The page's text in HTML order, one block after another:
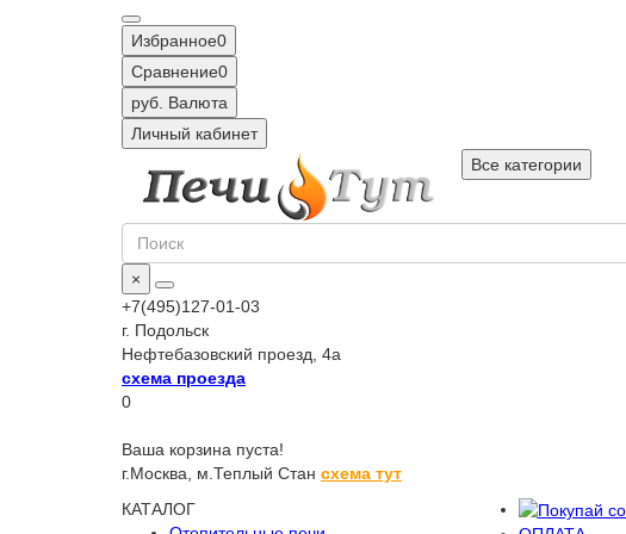
Избранное0
Сравнение0
руб. Валюта
Личный кабинет
Все категории
×
+7(495)127-01-03
г. Подольск
Нефтебазовский проезд, 4а
схема проезда
0
Ваша корзина пуста!
г.Москва, м.Теплый Стан схема тут
КАТАЛОГ